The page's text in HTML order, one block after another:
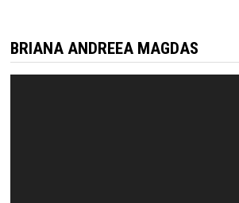
BRIANA ANDREEA MAGDAS